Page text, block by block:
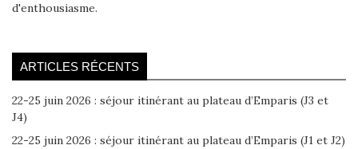
d'enthousiasme.
ARTICLES RÉCENTS
22-25 juin 2026 : séjour itinérant au plateau d’Emparis (J3 et
J4)
22-25 juin 2026 : séjour itinérant au plateau d’Emparis (J1 et J2)